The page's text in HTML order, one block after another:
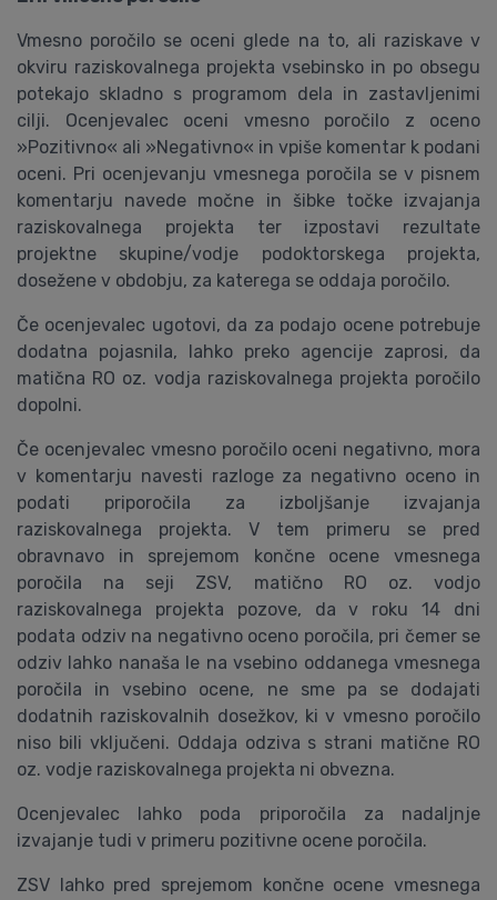
Vmesno poročilo se oceni glede na to, ali raziskave v
okviru raziskovalnega projekta vsebinsko in po obsegu
potekajo skladno s programom dela in zastavljenimi
cilji. Ocenjevalec oceni vmesno poročilo z oceno
»Pozitivno« ali »Negativno« in vpiše komentar k podani
oceni. Pri ocenjevanju vmesnega poročila se v pisnem
komentarju navede močne in šibke točke izvajanja
raziskovalnega projekta ter izpostavi rezultate
projektne skupine/vodje podoktorskega projekta,
dosežene v obdobju, za katerega se oddaja poročilo.
Če ocenjevalec ugotovi, da za podajo ocene potrebuje
dodatna pojasnila, lahko preko agencije zaprosi, da
matična RO oz. vodja raziskovalnega projekta poročilo
dopolni.
Če ocenjevalec vmesno poročilo oceni negativno, mora
v komentarju navesti razloge za negativno oceno in
podati priporočila za izboljšanje izvajanja
raziskovalnega projekta. V tem primeru se pred
obravnavo in sprejemom končne ocene vmesnega
poročila na seji ZSV, matično RO oz. vodjo
raziskovalnega projekta pozove, da v roku 14 dni
podata odziv na negativno oceno poročila, pri čemer se
odziv lahko nanaša le na vsebino oddanega vmesnega
poročila in vsebino ocene, ne sme pa se dodajati
dodatnih raziskovalnih dosežkov, ki v vmesno poročilo
niso bili vključeni. Oddaja odziva s strani matične RO
oz. vodje raziskovalnega projekta ni obvezna.
Ocenjevalec lahko poda priporočila za nadaljnje
izvajanje tudi v primeru pozitivne ocene poročila.
ZSV lahko pred sprejemom končne ocene vmesnega